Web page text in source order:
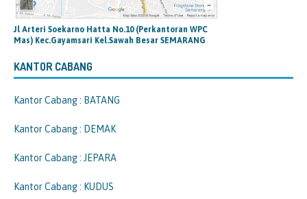
Jl Arteri Soekarno Hatta No.10 (Perkantoran WPC
Mas) Kec.Gayamsari Kel.Sawah Besar SEMARANG
KANTOR CABANG
Kantor Cabang : BATANG
Kantor Cabang : DEMAK
Kantor Cabang : JEPARA
Kantor Cabang : KUDUS